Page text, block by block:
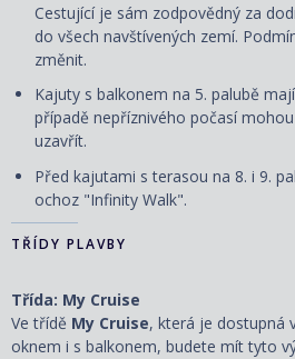
Cestující je sám zodpovědný za
do všech navštívených zemí.
změnit.
Kajuty s balkonem na 5. palubě
případě nepříznivého počasí
uzavřít.
Před kajutami s terasou na 8. i 9.
ochoz "Infinity Walk".
TŘÍDY PLAVBY
Třída: My Cruise
Ve třídě My Cruise, která je dostupná
oknem i s balkonem, budete mít tyto